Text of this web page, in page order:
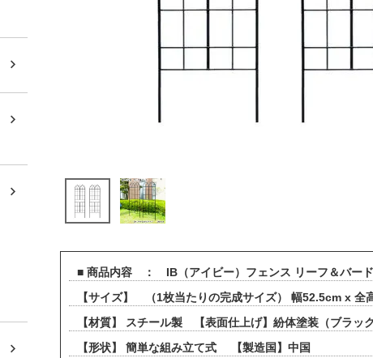
■ 商品内容 ： IB（アイビー）フェンス リーフ＆バ
【サイズ】 （1枚当たりの完成サイズ） 幅52.5cm x
【材質】 スチール製 【表面仕上げ】紛体塗装（ブラック
【形状】 簡単な組み立て式 【製造国】中国